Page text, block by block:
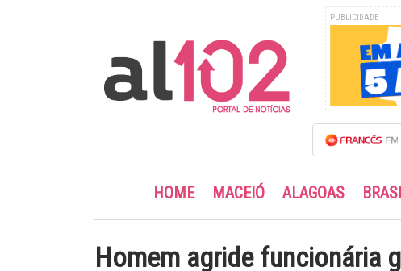
PUBLICIDADE
HOME MACEIÓ ALAGOAS
Homem agride funcionária